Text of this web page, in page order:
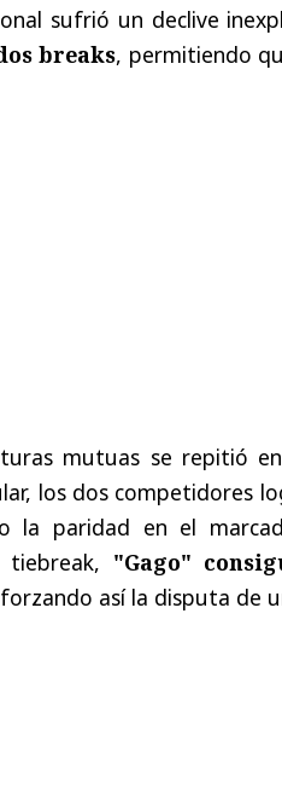
sufrió un declive
breaks, permitiendo
mutuas se repitió
los dos competidores
la paridad en el
"Gago"
así la disputa de